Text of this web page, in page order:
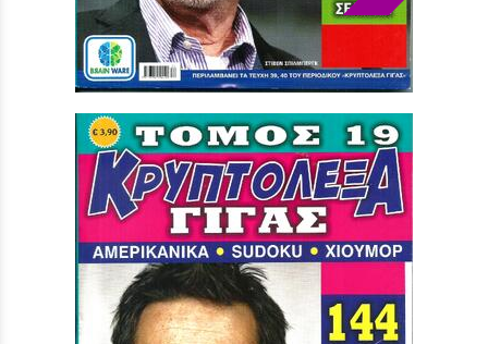
ΚΡΥΠΤΟΛΕΞΑ ΓΙΓΑΣ ΝΟ 20
Τιμή: 3,90 €